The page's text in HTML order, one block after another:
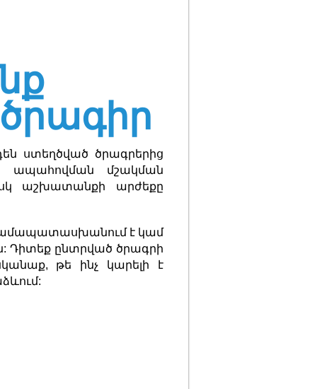
ստեղծված ծրագրերից
ապահովման մշակման
Իսկ աշխատանքի արժեքը
է կամ
Դիտեք ընտրված ծրագրի
թե ինչ կարելի է